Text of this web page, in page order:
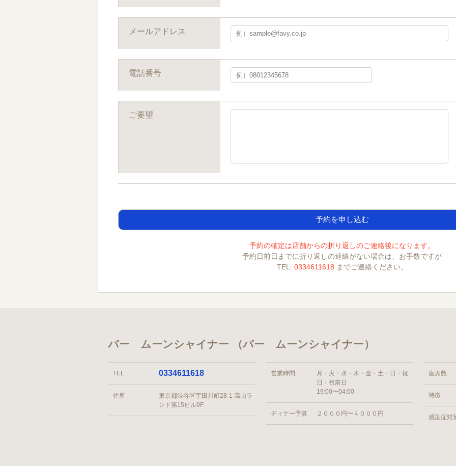
メールアドレス
電話番号
ご要望
予約の確定は店舗からの折り返しのご連絡後になります。
予約日前日までに折り返しの連絡がない場合は、お手数ですが
TEL: 0334611618 までご連絡ください。
バー ムーンシャイナー （バー ムーンシャイナー）
TEL 0334611618
住所
東京都渋谷区宇田川町28-1 高山ラ
ンド第15ビル9F
営業時間
月・火・水・木・金・土・日・祝
日・祝前日
19:00〜04:00
ディナー予算 ２０００円〜４０００円
座席数
特徴
感染症対